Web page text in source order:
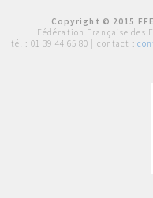
Copyright © 2015
Fédération Française des
tél : 01 39 44 65 80 | contact :